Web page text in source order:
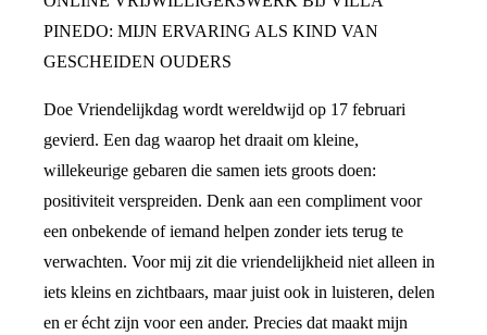
PINEDO: MIJN ERVARING ALS KIND VAN
GESCHEIDEN OUDERS
Doe Vriendelijkdag wordt wereldwijd op 17 februari
gevierd. Een dag waarop het draait om kleine,
willekeurige gebaren die samen iets groots doen:
positiviteit verspreiden. Denk aan een compliment voor
een onbekende of iemand helpen zonder iets terug te
verwachten. Voor mij zit die vriendelijkheid niet alleen in
iets kleins en zichtbaars, maar juist ook in luisteren, delen
en er écht zijn voor een ander. Precies dat maakt mijn